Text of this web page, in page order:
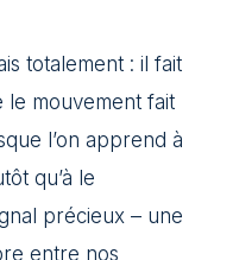
totalement : il fait
le mouvement fait
l’on apprend à
qu’à le
précieux – une
entre nos